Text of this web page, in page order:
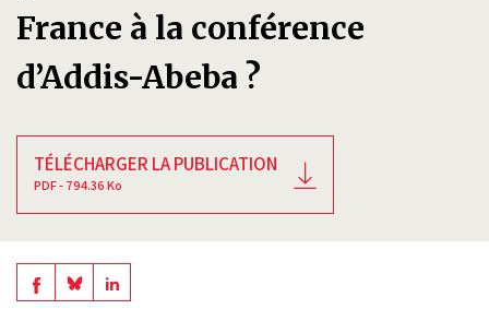
France à la conférence
d’Addis-Abeba ?
TÉLÉCHARGER LA PUBLICATION
PDF - 794.36 Ko
ShareShareShare